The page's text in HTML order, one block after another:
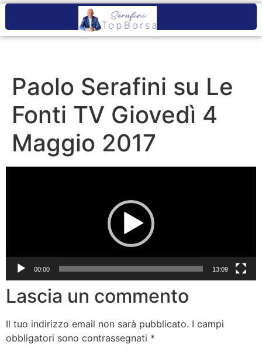
Paolo Serafini su Le
Fonti TV Giovedì 4
Maggio 2017
00:00 13:09
Lascia un commento
Il tuo indirizzo email non sarà pubblicato. I campi
obbligatori sono contrassegnati *